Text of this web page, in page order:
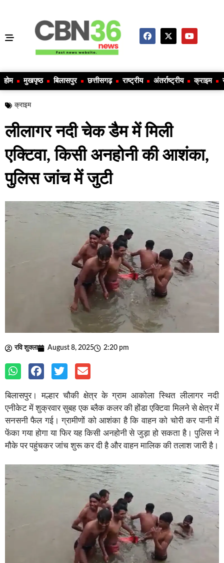
होम मुखपृष्ठ बिलासपुर छत्तीसगढ़ राष्ट्रीय अंतर्राष्ट्रीय क्राइम
क्राइम
लीलागर नदी चेक डैम में मिली
एक्टिवा, किसी अनहोनी की आशंका,
पुलिस जांच में जुटी
रवि शुक्ला August 8, 2025 2:20 pm
बिलासपुर। मल्हार चौकी क्षेत्र के ग्राम आकोला स्थित लीलागर नदी
एनीकेट में शुक्रवार सुबह एक ब्लैक कलर की होंडा एक्टिवा मिलने से क्षेत्र में
सनसनी फैल गई। ग्रामीणों को आशंका है कि वाहन को चोरी कर पानी में
फेंका गया होगा या फिर यह किसी अनहोनी से जुड़ा हो सकता है। पुलिस ने
मौके पर पहुंचकर जांच शुरू कर दी है और वाहन मालिक की तलाश जारी है।